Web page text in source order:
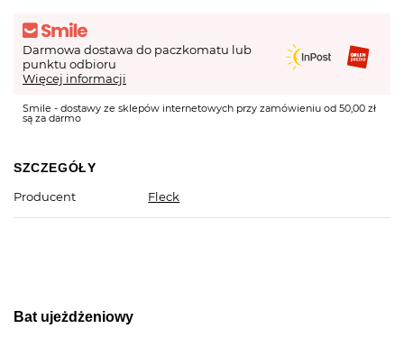
Darmowa dostawa do paczkomatu lub
punktu odbioru
Więcej informacji
Smile - dostawy ze sklepów internetowych przy zamówieniu od 50,00 zł
są za darmo
SZCZEGÓŁY
Producent
Fleck
Bat ujeżdżeniowy